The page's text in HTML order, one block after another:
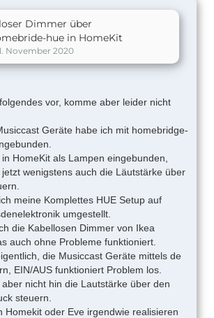
Object.Module._extensions..js
Dimmer über
hue in HomeKit
November 2020
vor, komme aber leider nicht
Geräte habe ich mit homebridge-
HomeKit als Lampen eingebunden,
wenigstens auch die Läutstärke über
meine Komplettes HUE Setup auf
umgestellt.
die Kabellosen Dimmer von Ikea
auch ohne Probleme funktioniert.
die Musiccast Geräte mittels de
EIN/AUS funktioniert Problem los.
nicht hin die Lautstärke über den
steuern.
Homekit oder Eve irgendwie realisieren